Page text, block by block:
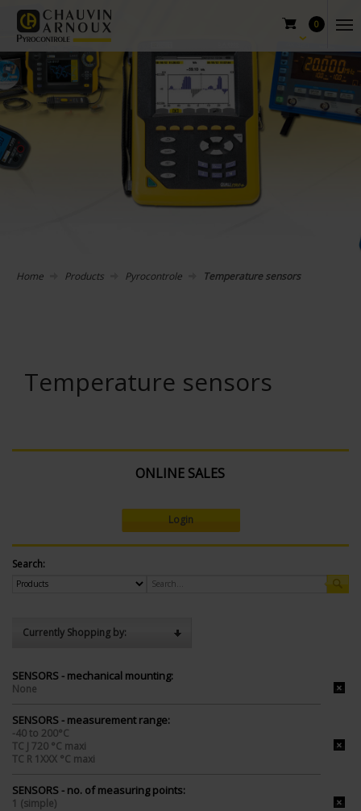
0
Home Products Pyrocontrole Temperature sensors
Temperature sensors
ONLINE SALES
Login
Search:
Currently Shopping by:
SENSORS - mechanical mounting:
None
SENSORS - measurement range:
-40 to 200°C
TC J 720 °C maxi
TC R 1XXX °C maxi
SENSORS - no. of measuring points:
1 (simple)